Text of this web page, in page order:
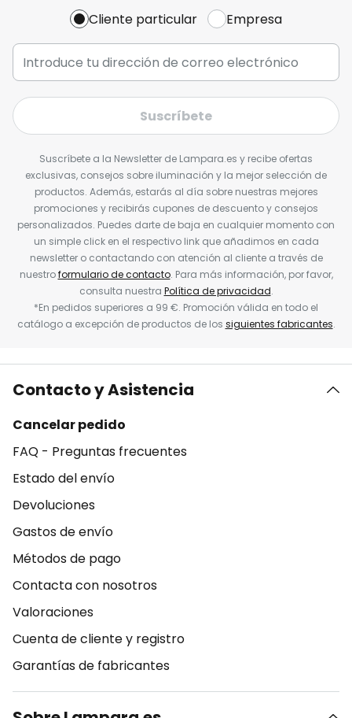
Cliente particular Empresa
Suscríbete
Suscríbete a la Newsletter de Lampara.es y recibe ofertas
exclusivas, consejos sobre iluminación y la mejor selección de
productos. Además, estarás al día sobre nuestras mejores
promociones y recibirás cupones de descuento y consejos
personalizados. Puedes darte de baja en cualquier momento con
un simple click en el respectivo link que añadimos en cada
newsletter o contactando con atención al cliente a través de
nuestroformulario de contacto. Para más información, por favor,
consulta nuestra Política de privacidad.
*En pedidos superiores a 99 €. Promoción válida en todo el
catálogo a excepción de productos de los siguientes fabricantes.
Contacto y Asistencia
Cancelar pedido
FAQ - Preguntas frecuentes
Estado del envío
Devoluciones
Gastos de envío
Métodos de pago
Contacta con nosotros
Valoraciones
Cuenta de cliente y registro
Garantías de fabricantes